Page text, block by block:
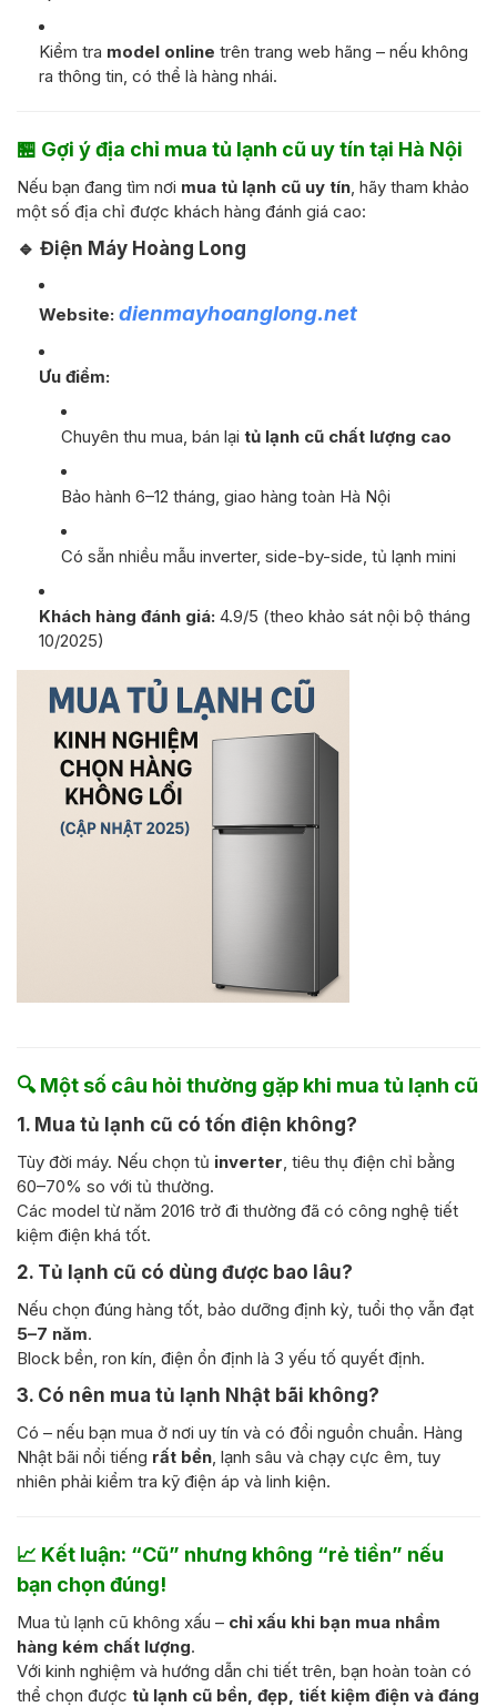
Kiểm tra model online trên trang web hãng – nếu không
ra thông tin, có thể là hàng nhái.
🏪 Gợi ý địa chỉ mua tủ lạnh cũ uy tín tại Hà Nội
Nếu bạn đang tìm nơi mua tủ lạnh cũ uy tín , hãy tham khảo
một số địa chỉ được khách hàng đánh giá cao:
🔹 Điện Máy Hoàng Long
Website: dienmayhoanglong.net
Ưu điểm:
Chuyên thu mua, bán lại tủ lạnh cũ chất lượng cao
Bảo hành 6–12 tháng, giao hàng toàn Hà Nội
Có sẵn nhiều mẫu inverter, side-by-side, tủ lạnh mini
Khách hàng đánh giá: 4.9/5 (theo khảo sát nội bộ tháng
10/2025)
🔍 Một số câu hỏi thường gặp khi mua tủ lạnh cũ
1. Mua tủ lạnh cũ có tốn điện không?
Tùy đời máy. Nếu chọn tủ inverter , tiêu thụ điện chỉ bằng
60–70% so với tủ thường.
Các model từ năm 2016 trở đi thường đã có công nghệ tiết
kiệm điện khá tốt.
2. Tủ lạnh cũ có dùng được bao lâu?
Nếu chọn đúng hàng tốt, bảo dưỡng định kỳ, tuổi thọ vẫn đạt
5–7 năm.
Block bền, ron kín, điện ổn định là 3 yếu tố quyết định.
3. Có nên mua tủ lạnh Nhật bãi không?
Có – nếu bạn mua ở nơi uy tín và có đổi nguồn chuẩn. Hàng
Nhật bãi nổi tiếng rất bền , lạnh sâu và chạy cực êm, tuy
nhiên phải kiểm tra kỹ điện áp và linh kiện.
📈 Kết luận: “Cũ” nhưng không “rẻ tiền” nếu
bạn chọn đúng!
Mua tủ lạnh cũ không xấu – chỉ xấu khi bạn mua nhầm
hàng kém chất lượng.
Với kinh nghiệm và hướng dẫn chi tiết trên, bạn hoàn toàn có
thể chọn được tủ lạnh cũ bền, đẹp, tiết kiệm điện và đáng